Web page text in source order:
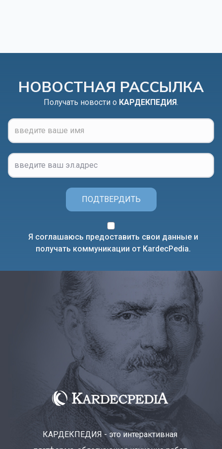
НОВОСТНАЯ РАССЫЛКА
Получать новости о КАРДЕКПЕДИЯ.
ПОДТВЕРДИТЬ
Я соглашаюсь предоставить свои данные и
получать коммуникации от KardecPedia.
КАРДЕКПЕДИЯ - это интерактивная